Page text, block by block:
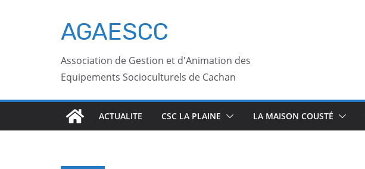
AGAESCC
Association de Gestion et d'Animation des
Equipements Socioculturels de Cachan
ACTUALITE CSC LA PLAINE LA MAISON COUSTÉ